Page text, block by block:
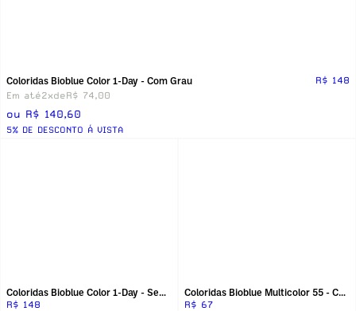
Coloridas Bioblue Color 1-Day - Com Grau
R$ 148
Em até2xdeR$ 74,00
ou R$ 140,60
5% DE DESCONTO Á VISTA
Coloridas Bioblue Color 1-Day - Sem Grau
R$ 148
Coloridas Bioblue Multicolor 55 - Com Grau
R$ 67